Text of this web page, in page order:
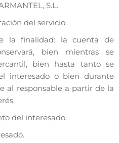
S.L.
del servicio.
la finalidad: la cuenta de
bien mientras se
bien hasta tanto se
interesado o bien durante
al responsable a partir de la
del interesado.